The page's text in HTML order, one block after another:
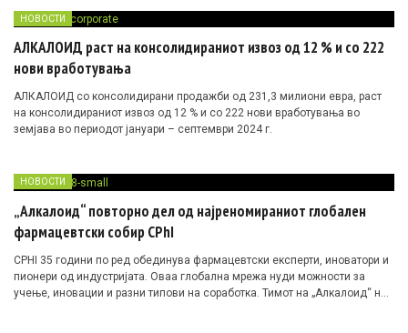
НОВОСТИ
АЛКАЛОИД раст на консолидираниот извоз од 12 % и со 222
нови вработувања
АЛКАЛОИД со консолидирани продажби од 231,3 милиони евра, раст
на консолидираниот извоз од 12 % и со 222 нови вработувања во
земјава во периодот јануари – септември 2024 г.
НОВОСТИ
„Алкалоид“ повторно дел од најреномираниот глобален
фармацевтски собир CPhI
CPHI 35 години по ред обединува фармацевтски експерти, иноватори и
пионери од индустријата. Оваа глобална мрежа нуди можности за
учење, иновации и разни типови на соработка. Тимот на „Алкалоид“ на